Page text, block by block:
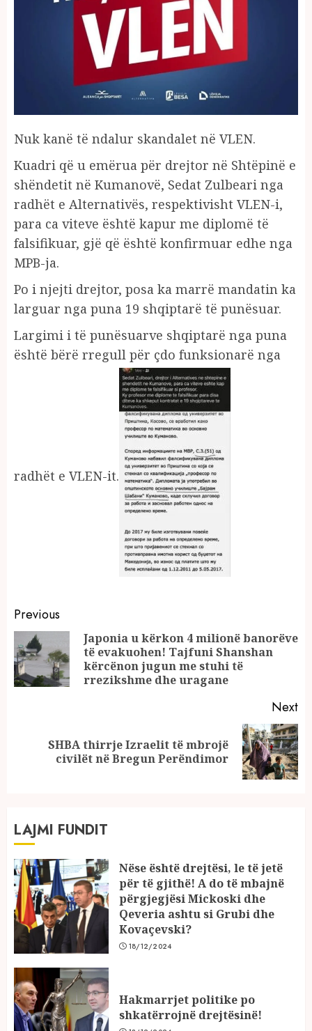
Nuk kanë të ndalur skandalet në VLEN.
Kuadri që u emërua për drejtor në Shtëpinë e
shëndetit në Kumanovë, Sedat Zulbeari nga
radhët e Alternativës, respektivisht VLEN-i,
para ca viteve është kapur me diplomë të
falsifikuar, gjë që është konfirmuar edhe nga
MPB-ja.
Po i njejti drejtor, posa ka marrë mandatin ka
larguar nga puna 19 shqiptarë të punësuar.
Largimi i të punësuarve shqiptarë nga puna
është bërë rregull për çdo funksionarë nga
radhët e VLEN-it.
Continue
Reading
Previous
Japonia u kërkon 4 milionë banorëve
të evakuohen! Tajfuni Shanshan
kërcënon jugun me stuhi të
rrezikshme dhe uragane
Next
SHBA thirrje Izraelit të mbrojë
civilët në Bregun Perëndimor
LAJMI FUNDIT
Nëse është drejtësi, le të jetë
për të gjithë! A do të mbajnë
përgjegjësi Mickoski dhe
Qeveria ashtu si Grubi dhe
Kovaçevski?
18/12/2024
Hakmarrjet politike po
shkatërrojnë drejtësinë!